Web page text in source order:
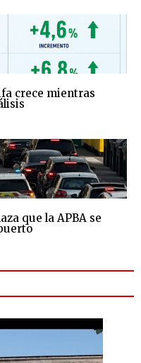
crece mientras
que la APBA se